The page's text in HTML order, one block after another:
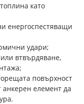
като
енергоспестяващи
удари;
втвърдяване,
повърхност
елемент да